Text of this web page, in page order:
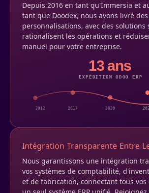
Depuis 2016 en tant qu'Immersia et
tant que Doodex, nous avons livré
personnalisations, avec des solutions
rationalisent les opérations et
manuel pour votre entreprise.
13 ans
EXPÉDITION ODOO ERP
2012 2017 2020
Intégration Transparente Entre
Nous garantissons une intégration
vos systèmes de comptabilité,
et de fabrication, connectant tous vos